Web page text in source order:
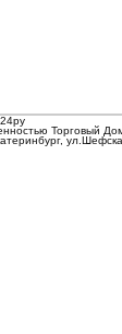
Торговый